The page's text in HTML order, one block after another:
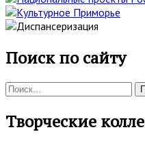
Поиск по сайту
Поиск:
Творческие